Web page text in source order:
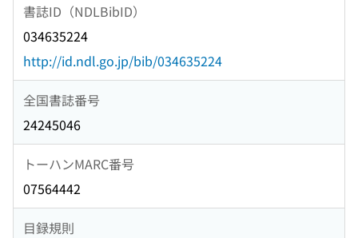
書誌ID（NDLBibID）
034635224
http://id.ndl.go.jp/bib/034635224
全国書誌番号
24245046
トーハンMARC番号
07564442
目録規則